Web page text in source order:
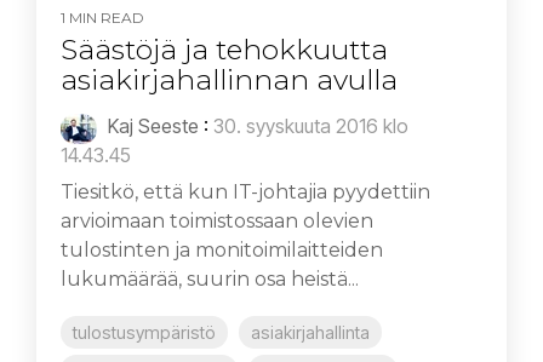
1 MIN READ
Säästöjä ja tehokkuutta
asiakirjahallinnan avulla
Kaj Seeste : 30. syyskuuta 2016 klo
14.43.45
Tiesitkö, että kun IT-johtajia pyydettiin
arvioimaan toimistossaan olevien
tulostinten ja monitoimilaitteiden
lukumäärää, suurin osa heistä...
tulostusympäristö
asiakirjahallinta